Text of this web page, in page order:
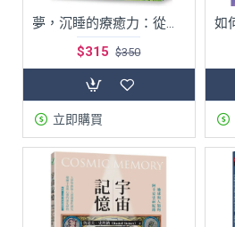
夢，沉睡的療癒力：從解夢到自我追尋
$315 $350
立即購買